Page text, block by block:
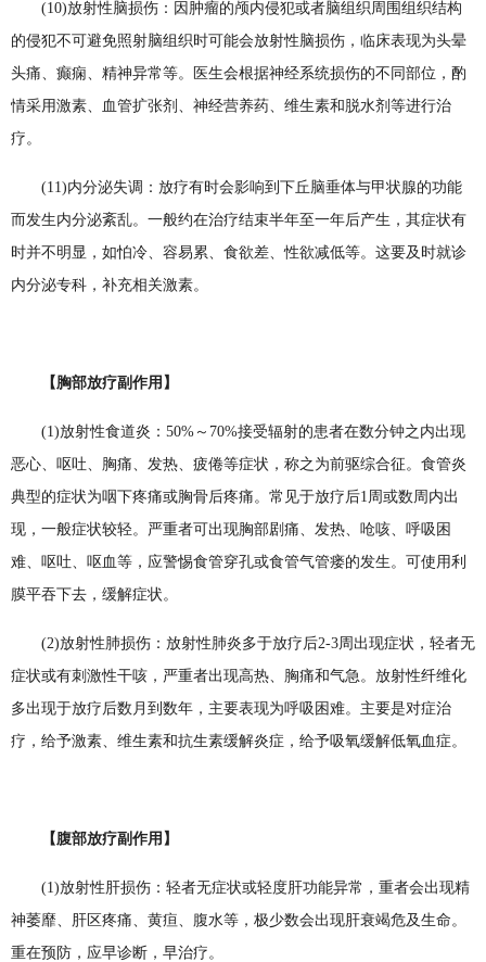
(10)放射性脑损伤：因肿瘤的颅内侵犯或者脑组织周围组织结构
的侵犯不可避免照射脑组织时可能会放射性脑损伤，临床表现为头晕
头痛、癫痫、精神异常等。医生会根据神经系统损伤的不同部位，酌
情采用激素、血管扩张剂、神经营养药、维生素和脱水剂等进行治
疗。
(11)内分泌失调：放疗有时会影响到下丘脑垂体与甲状腺的功能
而发生内分泌紊乱。一般约在治疗结束半年至一年后产生，其症状有
时并不明显，如怕冷、容易累、食欲差、性欲减低等。这要及时就诊
内分泌专科，补充相关激素。
【胸部放疗副作用】
(1)放射性食道炎：50%～70%接受辐射的患者在数分钟之内出现
恶心、呕吐、胸痛、发热、疲倦等症状，称之为前驱综合征。食管炎
典型的症状为咽下疼痛或胸骨后疼痛。常见于放疗后1周或数周内出
现，一般症状较轻。严重者可出现胸部剧痛、发热、呛咳、呼吸困
难、呕吐、呕血等，应警惕食管穿孔或食管气管瘘的发生。可使用利
膜平吞下去，缓解症状。
(2)放射性肺损伤：放射性肺炎多于放疗后2-3周出现症状，轻者无
症状或有刺激性干咳，严重者出现高热、胸痛和气急。放射性纤维化
多出现于放疗后数月到数年，主要表现为呼吸困难。主要是对症治
疗，给予激素、维生素和抗生素缓解炎症，给予吸氧缓解低氧血症。
【腹部放疗副作用】
(1)放射性肝损伤：轻者无症状或轻度肝功能异常，重者会出现精
神萎靡、肝区疼痛、黄疸、腹水等，极少数会出现肝衰竭危及生命。
重在预防，应早诊断，早治疗。